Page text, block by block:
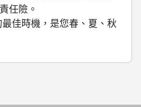
任險。
佳時機，是您春、夏、秋